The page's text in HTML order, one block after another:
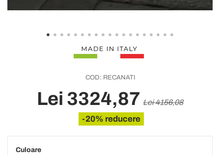
COD: RECANATI
Lei 3324,87 Lei 4156,08
-20% reducere
Culoare